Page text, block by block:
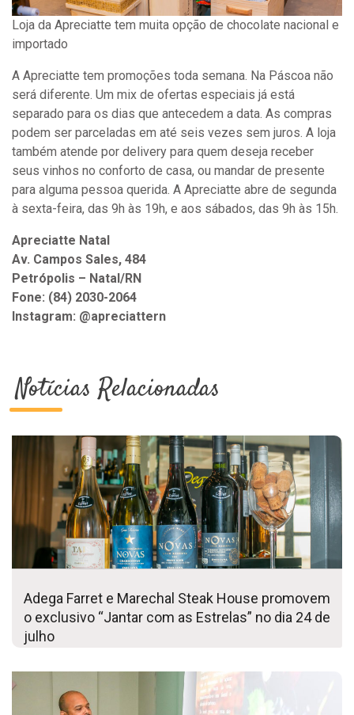
Loja da Apreciatte tem muita opção de chocolate nacional e
importado
A Apreciatte tem promoções toda semana. Na Páscoa não
será diferente. Um mix de ofertas especiais já está
separado para os dias que antecedem a data. As compras
podem ser parceladas em até seis vezes sem juros. A loja
também atende por delivery para quem deseja receber
seus vinhos no conforto de casa, ou mandar de presente
para alguma pessoa querida. A Apreciatte abre de segunda
à sexta-feira, das 9h às 19h, e aos sábados, das 9h às 15h.
Apreciatte Natal
Av. Campos Sales, 484
Petrópolis – Natal/RN
Fone: (84) 2030-2064
Instagram: @apreciattern
Notícias Relacionadas
Adega Farret e Marechal Steak House promovem
o exclusivo “Jantar com as Estrelas” no dia 24 de
julho